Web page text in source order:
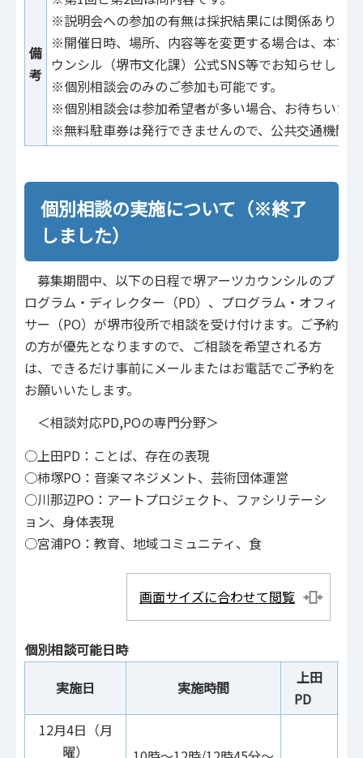
備
考
※説明会への参加の有無は採択結果には関係ありま
※開催日時、場所、内容等を変更する場合は、本市
ウンシル（堺市文化課）公式SNS等でお知らせしま
※個別相談会のみのご参加も可能です。
※個別相談会は参加希望者が多い場合、お待ちいた
※無料駐車券は発行できませんので、公共交通機関
個別相談の実施について（※終了
しました）
募集期間中、以下の日程で堺アーツカウンシルのプ
ログラム・ディレクター（PD）、プログラム・オフィ
サー（PO）が堺市役所で相談を受け付けます。ご予約
の方が優先となりますので、ご相談を希望される方
は、できるだけ事前にメールまたはお電話でご予約を
お願いいたします。
＜相談対応PD,POの専門分野＞
○上田PD：ことば、存在の表現
○柿塚PO：音楽マネジメント、芸術団体運営
○川那辺PO：アートプロジェクト、ファシリテーシ
ョン、身体表現
○宮浦PO：教育、地域コミュニティ、食
画面サイズに合わせて閲覧
個別相談可能日時
実施日
実施時間
上田
PD
12月4日（月
曜）